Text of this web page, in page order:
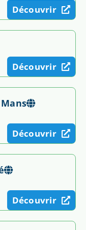
Découvrir
Découvrir
Découvrir
Découvrir